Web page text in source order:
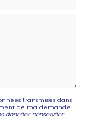
transmises dans
de ma demande.
données conservées.